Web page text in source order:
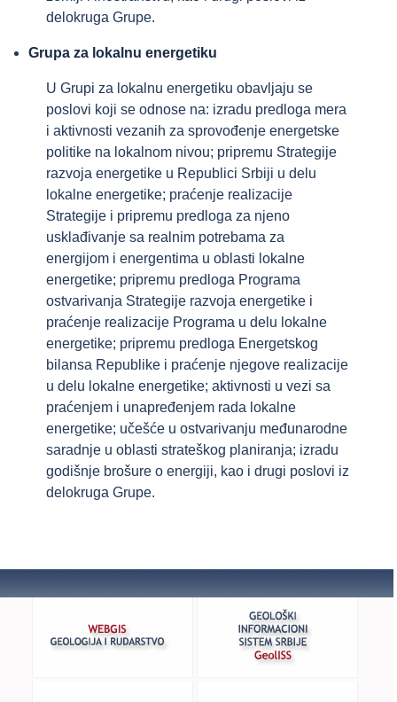
delokruga Grupe.
Grupa za lokalnu energetiku
U Grupi za lokalnu energetiku obavlјaju se
poslovi koji se odnose na: izradu predloga mera
i aktivnosti vezanih za sprovođenje energetske
politike na lokalnom nivou; pripremu Strategije
razvoja energetike u Republici Srbiji u delu
lokalne energetike; praćenje realizacije
Strategije i pripremu predloga za njeno
usklađivanje sa realnim potrebama za
energijom i energentima u oblasti lokalne
energetike; pripremu predloga Programa
ostvarivanja Strategije razvoja energetike i
praćenje realizacije Programa u delu lokalne
energetike; pripremu predloga Energetskog
bilansa Republike i praćenje njegove realizacije
u delu lokalne energetike; aktivnosti u vezi sa
praćenjem i unapređenjem rada lokalne
energetike; učešće u ostvarivanju međunarodne
saradnje u oblasti strateškog planiranja; izradu
godišnje brošure o energiji, kao i drugi poslovi iz
delokruga Grupe.